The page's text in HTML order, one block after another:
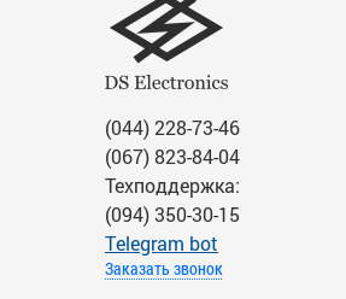
(044) 228-73-46
(067) 823-84-04
Техподдержка:
(094) 350-30-15
Тelegram bot
Заказать звонок